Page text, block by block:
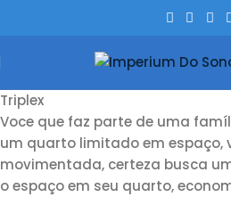
Triplex
Voce que faz parte de uma
um quarto limitado em espaço,
movimentada, certeza busca
o espaço em seu quarto,